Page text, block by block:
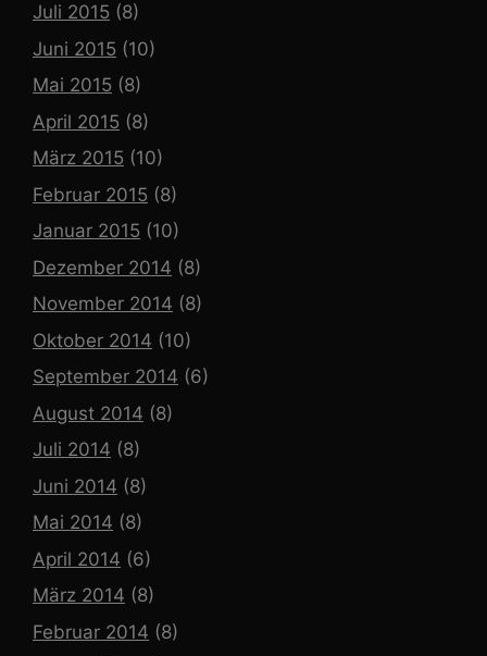
Juli 2015 (8)
Juni 2015 (10)
Mai 2015 (8)
April 2015 (8)
März 2015 (10)
Februar 2015 (8)
Januar 2015 (10)
Dezember 2014 (8)
November 2014 (8)
Oktober 2014 (10)
September 2014 (6)
August 2014 (8)
Juli 2014 (8)
Juni 2014 (8)
Mai 2014 (8)
April 2014 (6)
März 2014 (8)
Februar 2014 (8)